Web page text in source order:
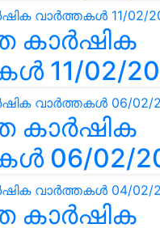
കാർഷിക
11/02/
കാർഷിക
06/02/
കാർഷിക